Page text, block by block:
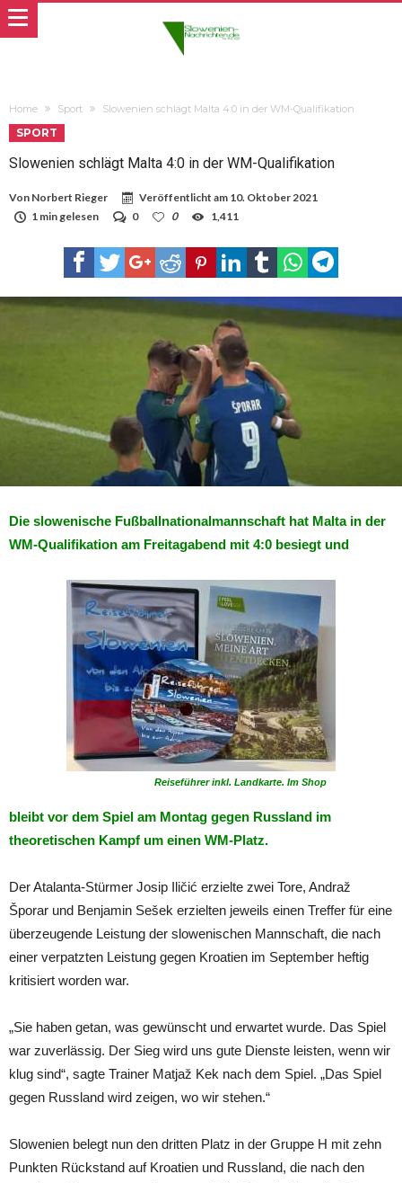
Home Sport Slowenien schlägt Malta 4:0 in der WM-Qualifikation
SPORT
Slowenien schlägt Malta 4:0 in der WM-Qualifikation
Von Norbert Rieger Veröffentlicht am 10. Oktober 2021
1 min gelesen
0 0 1,411
Die slowenische Fußballnationalmannschaft hat Malta in der
WM-Qualifikation am Freitagabend mit 4:0 besiegt und
Reiseführer inkl. Landkarte. Im Shop
bleibt vor dem Spiel am Montag gegen Russland im
theoretischen Kampf um einen WM-Platz.
Der Atalanta-Stürmer Josip Iličić erzielte zwei Tore, Andraž
Šporar und Benjamin Sešek erzielten jeweils einen Treffer für eine
überzeugende Leistung der slowenischen Mannschaft, die nach
einer verpatzten Leistung gegen Kroatien im September heftig
kritisiert worden war.
„Sie haben getan, was gewünscht und erwartet wurde. Das Spiel
war zuverlässig. Der Sieg wird uns gute Dienste leisten, wenn wir
klug sind“, sagte Trainer Matjaž Kek nach dem Spiel. „Das Spiel
gegen Russland wird zeigen, wo wir stehen.“
Slowenien belegt nun den dritten Platz in der Gruppe H mit zehn
Punkten Rückstand auf Kroatien und Russland, die nach den